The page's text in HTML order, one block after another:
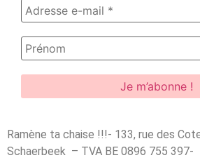
Ramène ta chaise !!!- 133, rue des
Schaerbeek – TVA BE 0896 755 397-